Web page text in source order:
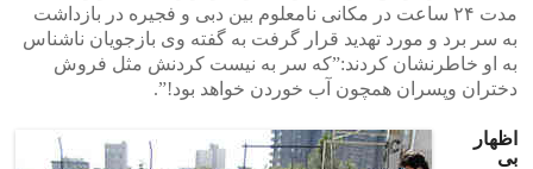
مدت ۲۴ ساعت در مکانی نامعلوم بین دبی و فجیره در بازداشت
به سر برد و مورد تهدید قرار گرفت به گفته وی بازجویان ناشناس
به او خاطرنشان کردند:”که سر به نیست کردنش مثل فروش
دختران وپسران همچون آب خوردن خواهد بود!”.
اظهار
بی